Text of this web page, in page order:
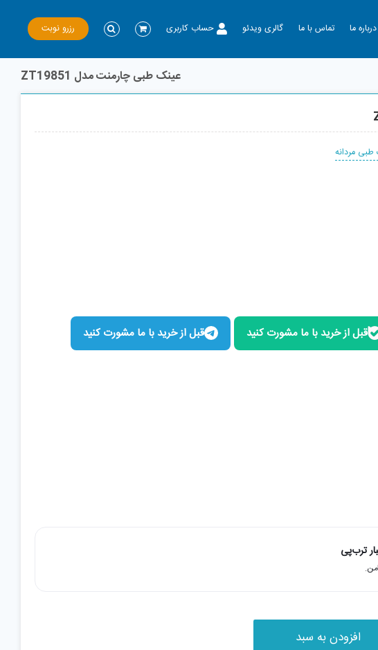
درباره ما تماس با ما گالری ویدئو حساب کاربری رزرو نوبت
عینک طبی چارمنت مدل ZT19851
مردانه
قبل از خرید با ما مشورت کنید قبل از خرید با ما مشورت کنید
ترب‌پی